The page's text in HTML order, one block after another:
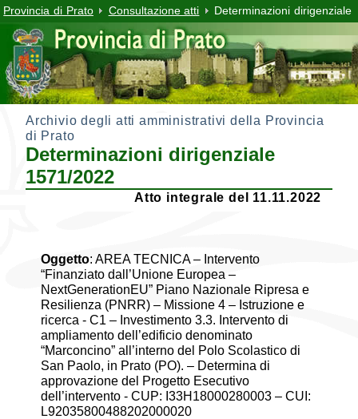
Provincia di Prato Consultazione atti Determinazioni dirigenziale
Archivio degli atti amministrativi della Provincia
di Prato
Determinazioni dirigenziale
1571/2022
Atto integrale del 11.11.2022
Oggetto:AREA TECNICA – Intervento
“Finanziato dall’Unione Europea –
NextGenerationEU” Piano Nazionale Ripresa e
Resilienza (PNRR) – Missione 4 – Istruzione e
ricerca - C1 – Investimento 3.3. Intervento di
ampliamento dell’edificio denominato
“Marconcino” all’interno del Polo Scolastico di
San Paolo, in Prato (PO). – Determina di
approvazione del Progetto Esecutivo
dell’intervento - CUP: I33H18000280003 – CUI:
L92035800488202000020